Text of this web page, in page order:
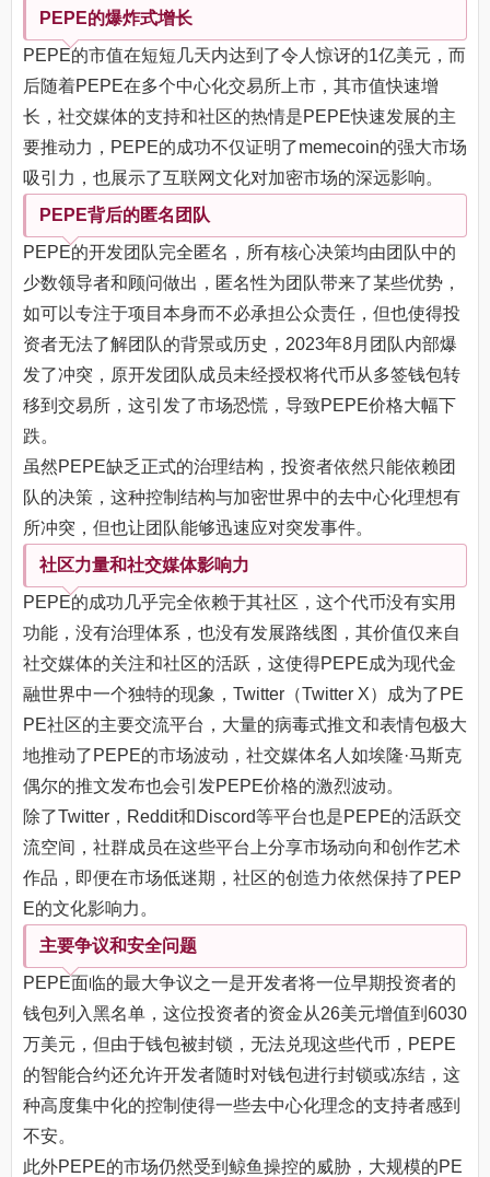
PEPE的爆炸式增长
PEPE的市值在短短几天内达到了令人惊讶的1亿美元，而
后随着PEPE在多个中心化交易所上市，其市值快速增
长，社交媒体的支持和社区的热情是PEPE快速发展的主
要推动力，PEPE的成功不仅证明了memecoin的强大市场
吸引力，也展示了互联网文化对加密市场的深远影响。
PEPE背后的匿名团队
PEPE的开发团队完全匿名，所有核心决策均由团队中的
少数领导者和顾问做出，匿名性为团队带来了某些优势，
如可以专注于项目本身而不必承担公众责任，但也使得投
资者无法了解团队的背景或历史，2023年8月团队内部爆
发了冲突，原开发团队成员未经授权将代币从多签钱包转
移到交易所，这引发了市场恐慌，导致PEPE价格大幅下
跌。
虽然PEPE缺乏正式的治理结构，投资者依然只能依赖团
队的决策，这种控制结构与加密世界中的去中心化理想有
所冲突，但也让团队能够迅速应对突发事件。
社区力量和社交媒体影响力
PEPE的成功几乎完全依赖于其社区，这个代币没有实用
功能，没有治理体系，也没有发展路线图，其价值仅来自
社交媒体的关注和社区的活跃，这使得PEPE成为现代金
融世界中一个独特的现象，Twitter（Twitter X）成为了PE
PE社区的主要交流平台，大量的病毒式推文和表情包极大
地推动了PEPE的市场波动，社交媒体名人如埃隆·马斯克
偶尔的推文发布也会引发PEPE价格的激烈波动。
除了Twitter，Reddit和Discord等平台也是PEPE的活跃交
流空间，社群成员在这些平台上分享市场动向和创作艺术
作品，即便在市场低迷期，社区的创造力依然保持了PEP
E的文化影响力。
主要争议和安全问题
PEPE面临的最大争议之一是开发者将一位早期投资者的
钱包列入黑名单，这位投资者的资金从26美元增值到6030
万美元，但由于钱包被封锁，无法兑现这些代币，PEPE
的智能合约还允许开发者随时对钱包进行封锁或冻结，这
种高度集中化的控制使得一些去中心化理念的支持者感到
不安。
此外PEPE的市场仍然受到鲸鱼操控的威胁，大规模的PE